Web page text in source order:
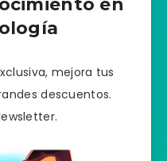
en
mejora tus
descuentos.